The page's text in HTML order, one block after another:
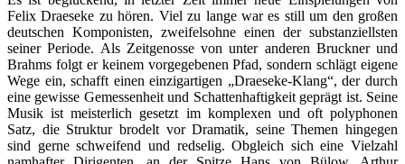
Felix Draeseke zu hören. Viel zu lange war es still um den großen
deutschen Komponisten, zweifelsohne einen der substanziellsten
seiner Periode. Als Zeitgenosse von unter anderen Bruckner und
Brahms folgt er keinem vorgegebenen Pfad, sondern schlägt eigene
Wege ein, schafft einen einzigartigen „Draeseke-Klang“, der durch
eine gewisse Gemessenheit und Schattenhaftigkeit geprägt ist. Seine
Musik ist meisterlich gesetzt im komplexen und oft polyphonen
Satz, die Struktur brodelt vor Dramatik, seine Themen hingegen
sind gerne schweifend und redselig. Obgleich sich eine Vielzahl